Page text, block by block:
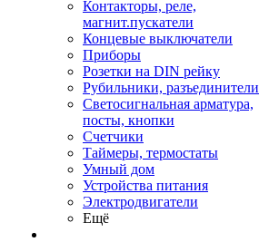
Контакторы, реле,
магнит.пускатели
Концевые выключатели
Приборы
Розетки на DIN рейку
Рубильники, разъединители
Светосигнальная арматура,
посты, кнопки
Счетчики
Таймеры, термостаты
Умный дом
Устройства питания
Электродвигатели
Ещё